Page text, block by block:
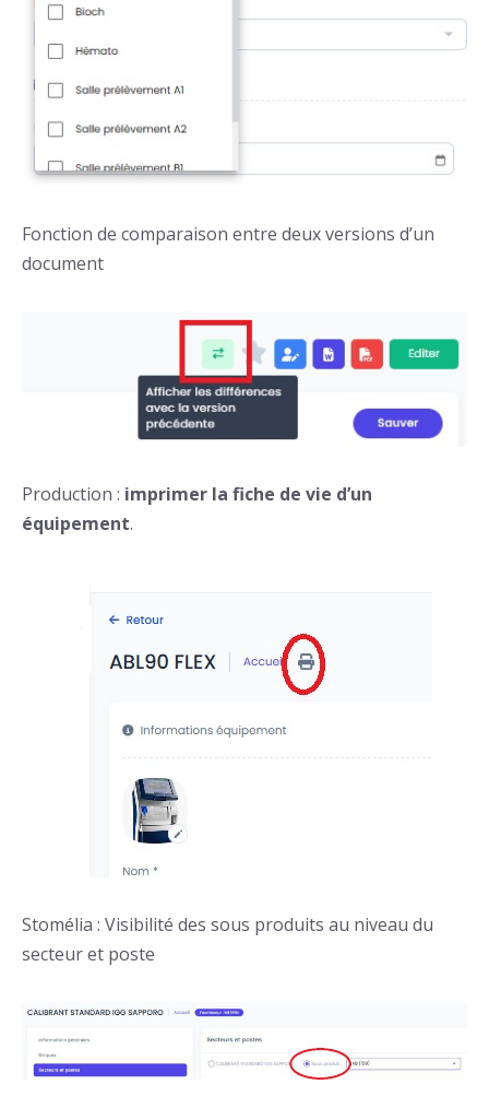
Fonction de comparaison entre deux versions d’un
document
Production : imprimer la fiche de vie d’un
équipement.
Stomélia : Visibilité des sous produits au niveau du
secteur et poste